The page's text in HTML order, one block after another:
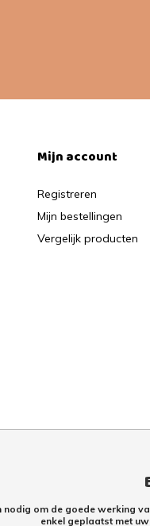
Mijn account
Registreren
Mijn bestellingen
Vergelijk producten
om de goede
enkel geplaatst met